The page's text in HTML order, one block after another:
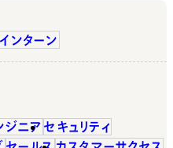
ンターン
ジニア セキュリティ